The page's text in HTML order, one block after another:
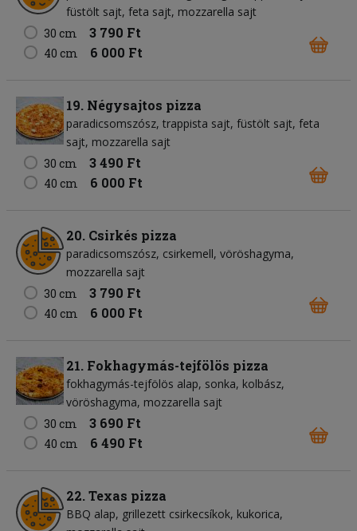
füstölt sajt feta sajt mozzarella sajt
30 cm
3 790 Ft
40 cm 6 000 Ft
19. Négysajtos pizza
paradicsomszósz trappista sajt füstölt sajt feta
sajt mozzarella sajt
30 cm
3 490 Ft
40 cm 6 000 Ft
20. Csirkés pizza
paradicsomszósz csirkemell vöröshagyma
mozzarella sajt
30 cm
3 790 Ft
40 cm 6 000 Ft
21. Fokhagymás-tejfölös pizza
fokhagymás-tejfölös alap sonka kolbász
vöröshagyma mozzarella sajt
30 cm
3 690 Ft
40 cm 6 490 Ft
22. Texas pizza
BBQ alap grillezett csirkecsíkok kukorica